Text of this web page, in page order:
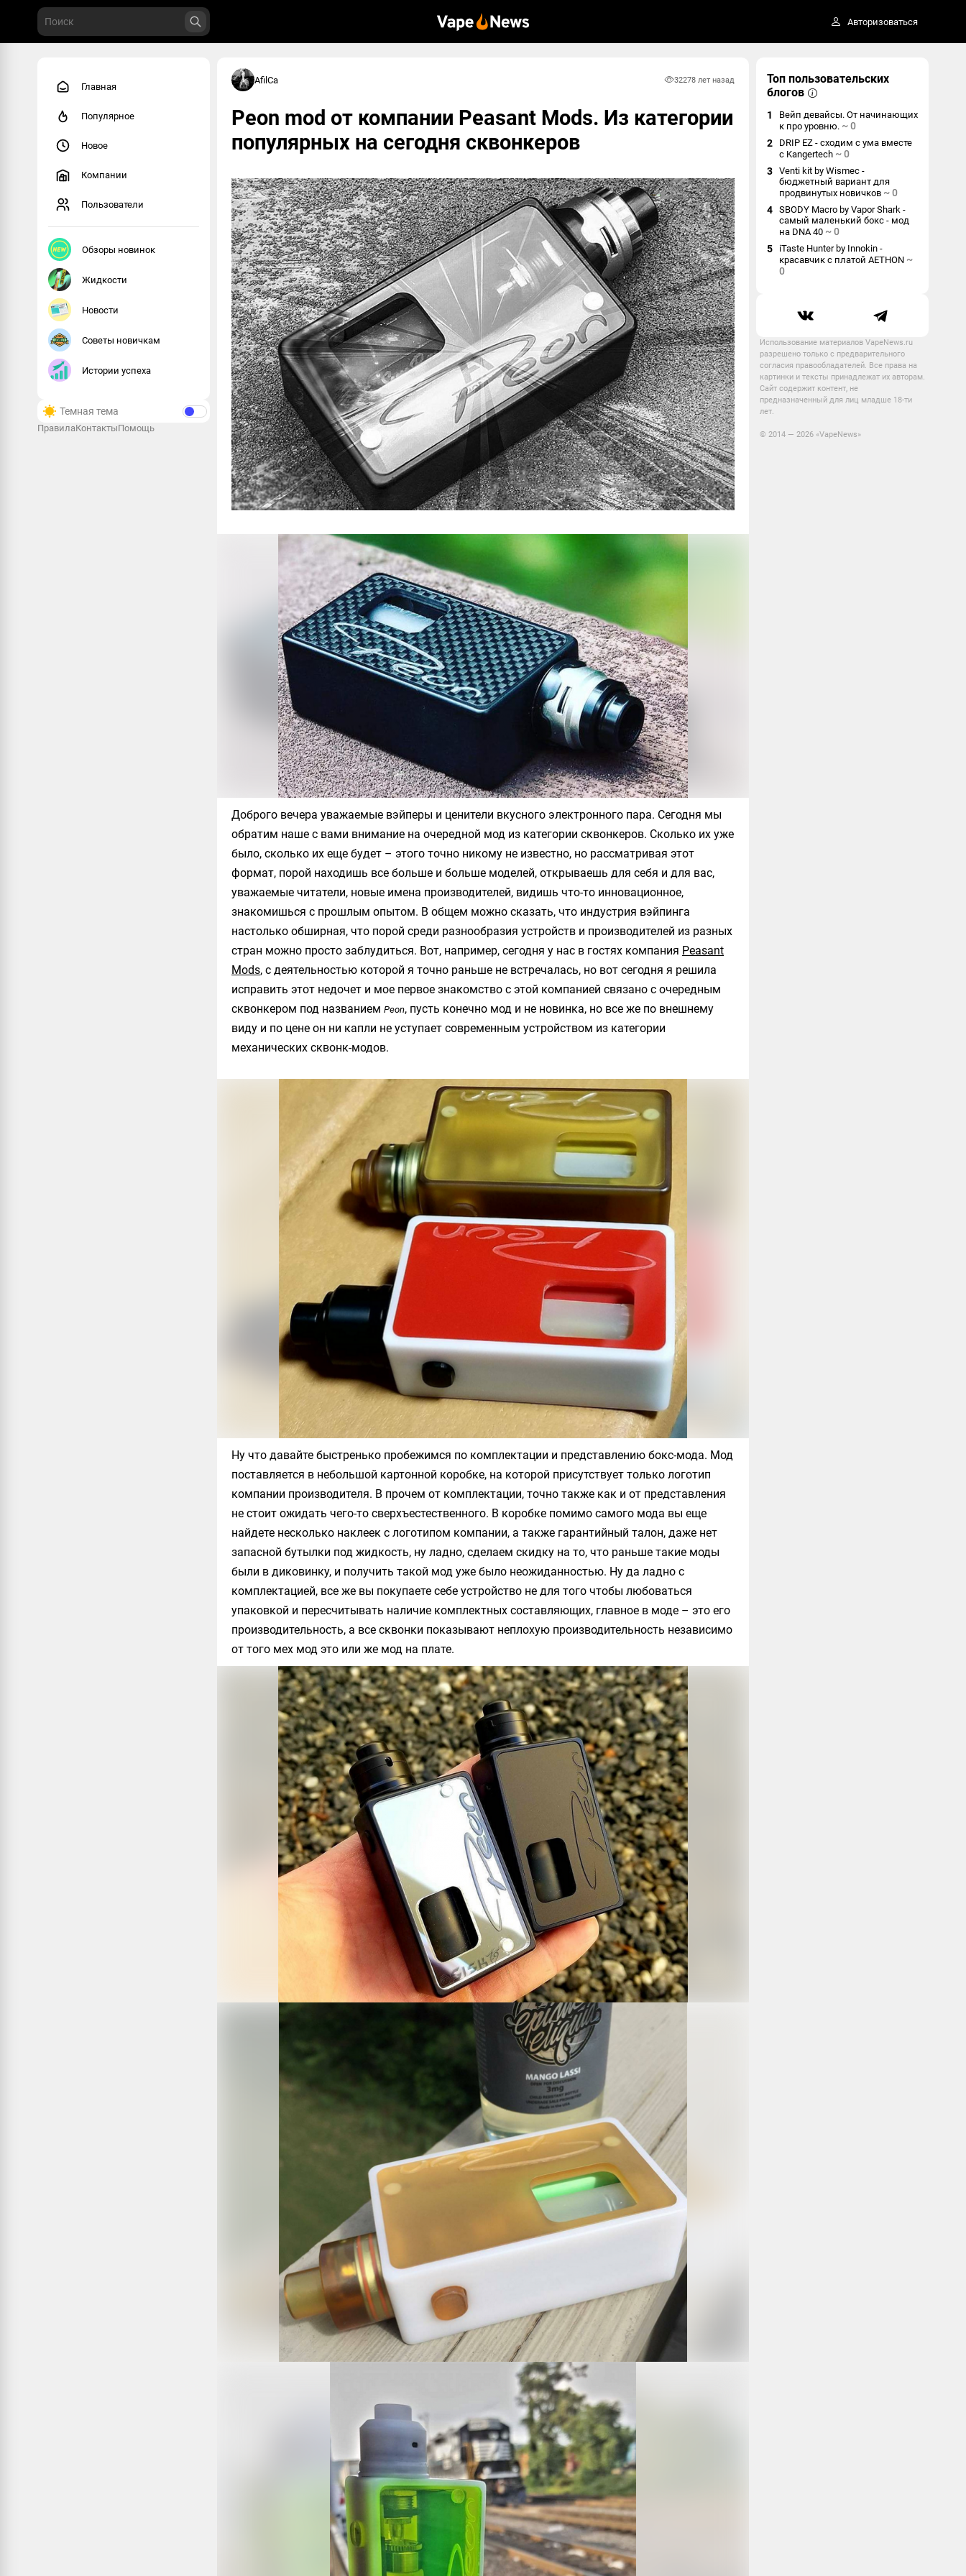
Авторизоваться
Главная
Популярное
Новое
Компании
Пользователи
Обзоры новинок
Жидкости
Новости
Советы новичкам
Истории успеха
Темная тема
ПравилаКонтактыПомощь
AfilCa 32278 лет назад
Peon mod от компании Peasant Mods. Из категории
популярных на сегодня сквонкеров
Доброго вечера уважаемые вэйперы и ценители вкусного электронного пара. Сегодня мы
обратим наше с вами внимание на очередной мод из категории сквонкеров. Сколько их уже
было, сколько их еще будет – этого точно никому не известно, но рассматривая этот
формат, порой находишь все больше и больше моделей, открываешь для себя и для вас,
уважаемые читатели, новые имена производителей, видишь что-то инновационное,
знакомишься с прошлым опытом. В общем можно сказать, что индустрия вэйпинга
настолько обширная, что порой среди разнообразия устройств и производителей из разных
стран можно просто заблудиться. Вот, например, сегодня у нас в гостях компания Peasant
Mods, с деятельностью которой я точно раньше не встречалась, но вот сегодня я решила
исправить этот недочет и мое первое знакомство с этой компанией связано с очередным
сквонкером под названием Peon, пусть конечно мод и не новинка, но все же по внешнему
виду и по цене он ни капли не уступает современным устройством из категории
механических сквонк-модов.
Ну что давайте быстренько пробежимся по комплектации и представлению бокс-мода. Мод
поставляется в небольшой картонной коробке, на которой присутствует только логотип
компании производителя. В прочем от комплектации, точно также как и от представления
не стоит ожидать чего-то сверхъестественного. В коробке помимо самого мода вы еще
найдете несколько наклеек с логотипом компании, а также гарантийный талон, даже нет
запасной бутылки под жидкость, ну ладно, сделаем скидку на то, что раньше такие моды
были в диковинку, и получить такой мод уже было неожиданностью. Ну да ладно с
комплектацией, все же вы покупаете себе устройство не для того чтобы любоваться
упаковкой и пересчитывать наличие комплектных составляющих, главное в моде – это его
производительность, а все сквонки показывают неплохую производительность независимо
от того мех мод это или же мод на плате.
Топ пользовательских
блогов
1
Вейп девайсы. От начинающих
к про уровню. ~0
2
DRIP EZ - сходим с ума вместе
с Kangertech ~0
3 Venti kit by Wismec -
бюджетный вариант для
продвинутых новичков ~0
4 SBODY Macro by Vapor Shark -
самый маленький бокс - мод
на DNA 40 ~0
5
iTaste Hunter by Innokin -
красавчик с платой AETHON ~
0
Использование материалов VapeNews.ru
разрешено только с предварительного
согласия правообладателей. Все права на
картинки и тексты принадлежат их авторам.
Сайт содержит контент, не
предназначенный для лиц младше 18-ти
лет.
© 2014 — 2026 «VapeNews»